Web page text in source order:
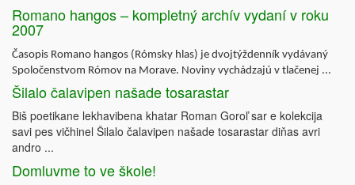
Romano hangos – kompletný archív vydaní v roku
2007
Časopis Romano hangos (Rómsky hlas) je dvojtýždenník vydávaný
Spoločenstvom Rómov na Morave. Noviny vychádzajú v tlačenej ...
Šilalo čalavipen našade tosarastar
Biš poetikane lekhavibena khatar Roman Goroľ sar e kolekcija
savi pes vičhinel Šilalo čalavipen našade tosarastar diňas avri
andro ...
Domluvme to ve škole!